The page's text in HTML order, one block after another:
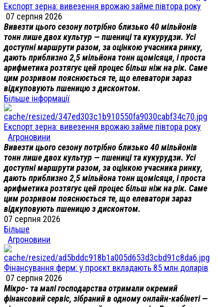
Експорт зерна: вивезення врожаю займе півтора року
07 серпня 2026
Вивезти цього сезону потрібно близько 40 мільйонів
тонн лише двох культур — пшениці та кукурудзи. Усі
доступні маршрути разом, за оцінкою учасника ринку,
дають приблизно 2,5 мільйона тонн щомісяця, і проста
арифметика розтягує цей процес більш ніж на рік. Саме
цим розривом пояснюється те, що елеватори зараз
відкуповують пшеницю з дисконтом.
Більше інформації
Експорт зерна: вивезення врожаю займе півтора року
Агроновини
Вивезти цього сезону потрібно близько 40 мільйонів
тонн лише двох культур — пшениці та кукурудзи. Усі
доступні маршрути разом, за оцінкою учасника ринку,
дають приблизно 2,5 мільйона тонн щомісяця, і проста
арифметика розтягує цей процес більш ніж на рік. Саме
цим розривом пояснюється те, що елеватори зараз
відкуповують пшеницю з дисконтом.
07 серпня 2026
Більше
Агроновини
Фінансування ферм: у проєкт вкладають 85 млн доларів
07 серпня 2026
Мікро- та малі господарства отримали окремий
фінансовий сервіс, зібраний в одному онлайн-кабінеті —